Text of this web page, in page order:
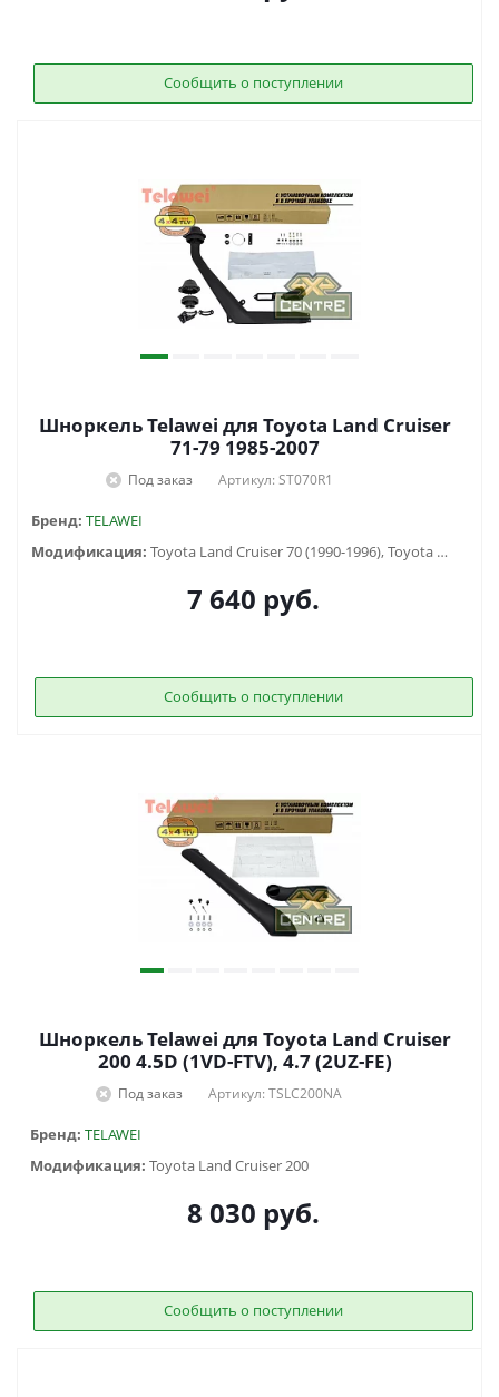
Сообщить о поступлении
Шноркель Telawei для Toyota Land Cruiser
71-79 1985-2007
Под заказ Артикул: ST070R1
Бренд: TELAWEI
Модификация:
Toyota Land Cruiser 70 (1990-1996), Toyota Land Cruiser 71 (1984-...), Toyota Land Cruiser 73 (1990-1996), Toyota Land Cruiser 75 (1984-2013), Toyota Land Cruiser 79 (1984-2006)
7 640 руб.
Сообщить о поступлении
Шноркель Telawei для Toyota Land Cruiser
200 4.5D (1VD-FTV), 4.7 (2UZ-FE)
Под заказ Артикул: TSLC200NA
Бренд: TELAWEI
Модификация: Toyota Land Cruiser 200
8 030 руб.
Сообщить о поступлении